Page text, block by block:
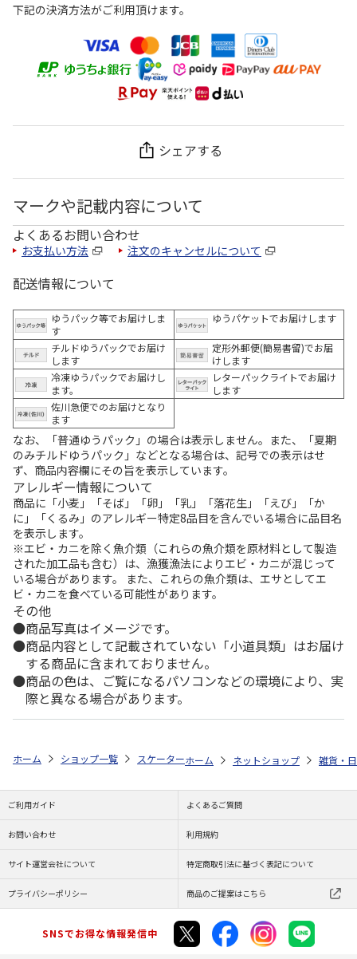
下記の決済方法がご利用頂けます。
シェアする
マークや記載内容について
よくあるお問い合わせ
お支払い方法 注文のキャンセルについて
配送情報について
ゆうパック等でお届けしま
す
ゆうパケットでお届けします
チルドゆうパックでお届け
します
定形外郵便(簡易書留)でお届
けします
冷凍ゆうパックでお届けし
ます。
レターパックライトでお届け
します
佐川急便でのお届けとなり
ます
なお、「普通ゆうパック」の場合は表示しません。また、「夏期
のみチルドゆうパック」などとなる場合は、記号での表示はせ
ず、商品内容欄にその旨を表示しています。
アレルギー情報について
商品に「小麦」「そば」「卵」「乳」「落花生」「えび」「か
に」「くるみ」のアレルギー特定8品目を含んでいる場合に品目名
を表示します。
※エビ・カニを除く魚介類（これらの魚介類を原材料として製造
された加工品も含む）は、漁獲漁法によりエビ・カニが混じって
いる場合があります。 また、これらの魚介類は、エサとしてエ
ビ・カニを食べている可能性があります。
その他
商品写真はイメージです。
商品内容として記載されていない「小道具類」はお届け
する商品に含まれておりません。
商品の色は、ご覧になるパソコンなどの環境により、実
際と異なる場合があります。
ホーム ショップ一覧 スケーター 竹安全箸(16.5cm) ポケットモンス
ホーム ネットショップ 雑貨・
ご利用ガイド よくあるご質問
お問い合わせ 利用規約
サイト運営会社について 特定商取引法に基づく表記について
プライバシーポリシー 商品のご提案はこちら
SNSでお得な情報発信中